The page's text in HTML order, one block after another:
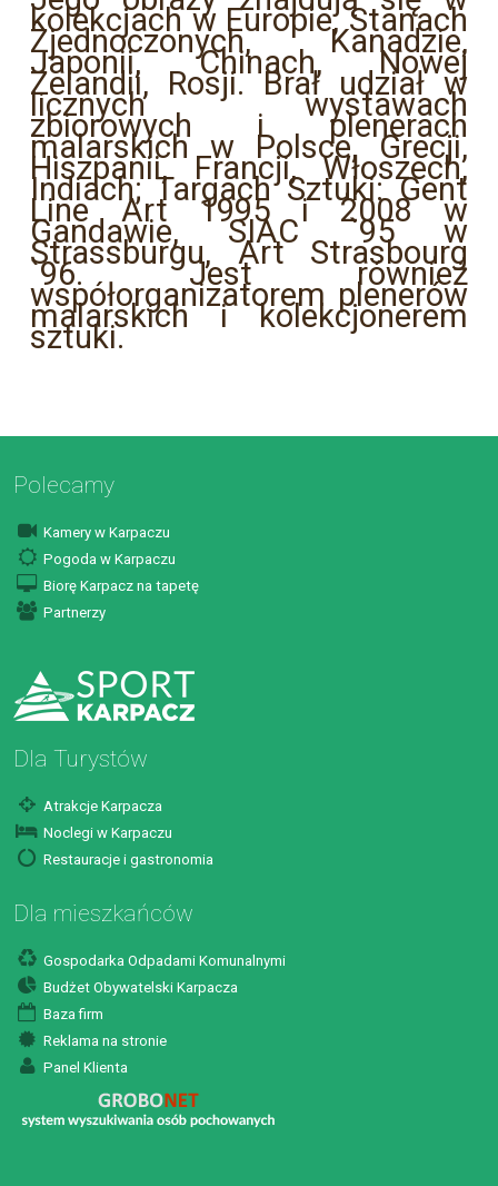
kolekcjach w Europie, Stanach
Zjednoczonych, Kanadzie,
Japonii, Chinach, Nowej
Zelandii, Rosji. Brał udział w
licznych wystawach
zbiorowych i plenerach
malarskich w Polsce, Grecji,
Hiszpanii, Francji, Włoszech,
Indiach; Targach Sztuki: Gent
Line Art 1995 i 2008 w
Gandawie, SIAC `95 w
Strassburgu, Art Strasbourg
`96. Jest również
współorganizatorem plenerów
malarskich i kolekcjonerem
sztuki.
Polecamy
Kamery w Karpaczu
Pogoda w Karpaczu
Biorę Karpacz na tapetę
Partnerzy
Dla Turystów
Atrakcje Karpacza
Noclegi w Karpaczu
Restauracje i gastronomia
Dla mieszkańców
Gospodarka Odpadami Komunalnymi
Budżet Obywatelski Karpacza
Baza firm
Reklama na stronie
Panel Klienta